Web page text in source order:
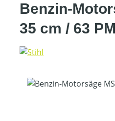
Benzin-
35 cm / 63
Bildergalerie überspringen